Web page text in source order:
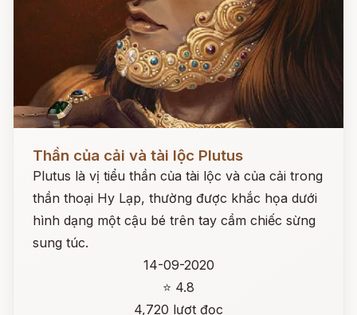
Đọc ngay
Thần của cải và tài lộc Plutus
Plutus là vị tiểu thần của tài lộc và của cải trong
thần thoại Hy Lạp, thường được khắc họa dưới
hình dạng một cậu bé trên tay cầm chiếc sừng
sung túc.
14-09-2020
⭐ 4.8
4,720 lượt đọc